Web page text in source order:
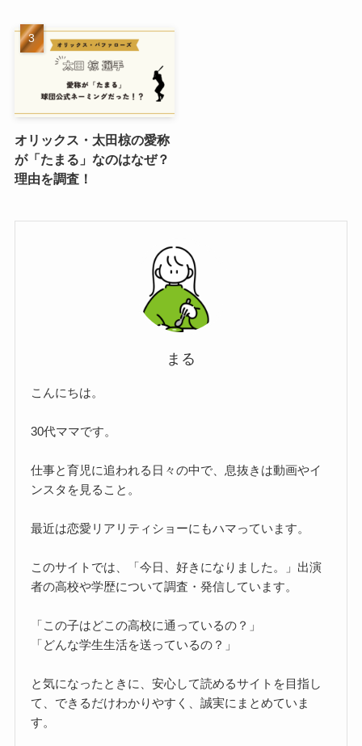
オリックス・太田椋の愛称
が「たまる」なのはなぜ？
理由を調査！
まる
こんにちは。
30代ママです。
仕事と育児に追われる日々の中で、息抜きは動画やイ
ンスタを見ること。
最近は恋愛リアリティショーにもハマっています。
このサイトでは、「今日、好きになりました。」出演
者の高校や学歴について調査・発信しています。
「この子はどこの高校に通っているの？」
「どんな学生生活を送っているの？」
と気になったときに、安心して読めるサイトを目指し
て、できるだけわかりやすく、誠実にまとめていま
す。